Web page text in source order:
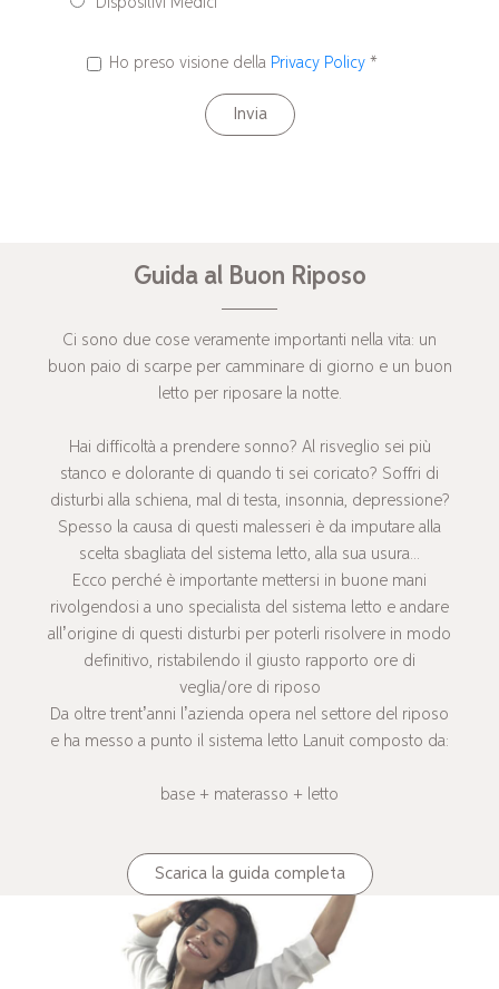
Ho preso visione della Privacy Policy *
Invia
Guida al Buon Riposo
Ci sono due cose veramente importanti nella vita: un
buon paio di scarpe per camminare di giorno e un buon
letto per riposare la notte.
Hai difficoltà a prendere sonno? Al risveglio sei più
stanco e dolorante di quando ti sei coricato? Soffri di
disturbi alla schiena, mal di testa, insonnia, depressione?
Spesso la causa di questi malesseri è da imputare alla
scelta sbagliata del sistema letto, alla sua usura...
Ecco perché è importante mettersi in buone mani
rivolgendosi a uno specialista del sistema letto e andare
all’origine di questi disturbi per poterli risolvere in modo
definitivo, ristabilendo il giusto rapporto ore di
veglia/ore di riposo
Da oltre trent’anni l’azienda opera nel settore del riposo
e ha messo a punto il sistema letto Lanuit composto da:
base + materasso + letto
Scarica la guida completa